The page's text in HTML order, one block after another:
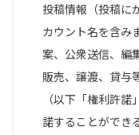
投稿情報（投稿に
カウント名を含み
案、公衆送信、編
販売、譲渡、貸与
（以下「権利許
諾することができ